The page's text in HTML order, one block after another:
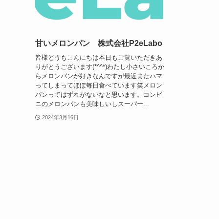
甘いメロンパン 株式会社P2eLabo
皆様どうもこんにちは本日もご覧いただきあ
りがとうございます(*^^*)わたし小さいころか
らメロンパンが好きなんですが最近またハマ
ってしまってほぼ毎日食べています笑メロン
パンってはずれがないなと思います。コンビ
ニのメロンパンも美味しいしスーパー...
2024年3月16日